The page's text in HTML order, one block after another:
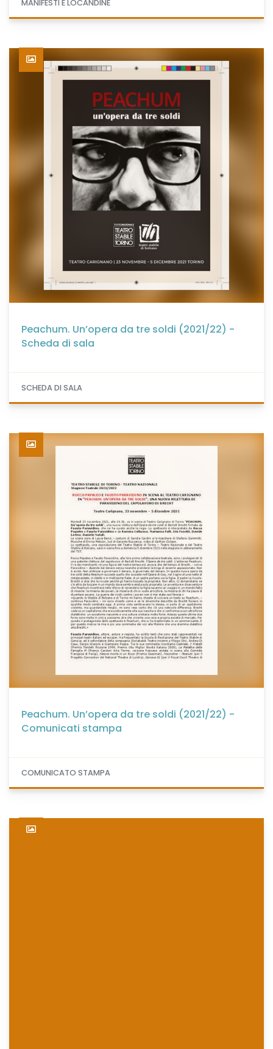
MANIFESTI E LOCANDINE
Peachum. Un’opera da tre soldi (2021/22) -
Scheda di sala
SCHEDA DI SALA
Peachum. Un’opera da tre soldi (2021/22) -
Comunicati stampa
COMUNICATO STAMPA